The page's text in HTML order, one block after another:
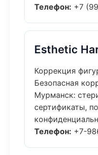
Телефон: +7
Esthetic
Коррекция
Безопасная
Мурманск:
сертификаты,
Телефон: +7-